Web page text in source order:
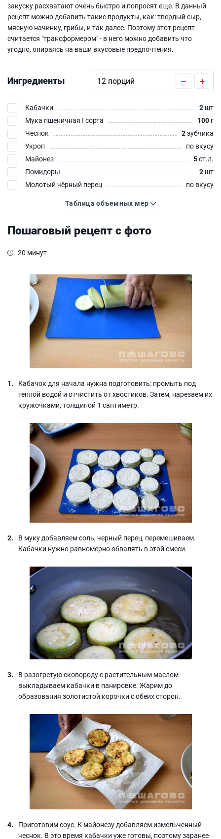
закуску расхватают очень быстро и попросят еще. В данный
рецепт можно добавить такие продукты, как: твердый сыр,
мясную начинку, грибы, и так далее. Поэтому этот рецепт
считается "трансформером" - в него можно добавить что
угодно, опираясь на ваши вкусовые предпочтения.
Ингредиенты – +
Кабачки 2 шт
Мука пшеничная I сорта
100 г
Чеснок
2зубчика
Укроп
по вкусу
Майонез
5ст.л.
Помидоры
2 шт
Молотый чёрный перец
по вкусу
Таблица объемных мер
Пошаговый рецепт с фото
20 минут
Кабачок для начала нужна подготовить: промыть под
теплой водой и отчистить от хвостиков. Затем, нарезаем их
кружочками, толщиной 1 сантиметр.
В муку добавляем соль, черный перец, перемешиваем.
Кабачки нужно равномерно обвалять в этой смеси.
В разогретую сковороду с растительным маслом
выкладываем кабачки в панировке. Жарим до
образования золотистой корочки с обеих сторон.
Приготовим соус. К майонезу добавляем измельченный
чеснок. В это время кабачки уже готовы, поэтому заранее